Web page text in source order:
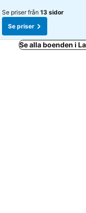
Se priser från 13 sidor
Se priser
Se alla boenden i